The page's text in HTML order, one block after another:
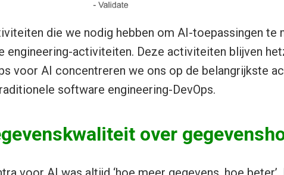
die we nodig hebben om ​​AI-toepassingen te
engineering-activiteiten. Deze activiteiten blijven
voor AI concentreren we ons op de belangrijkste
software engineering-DevOps.
over